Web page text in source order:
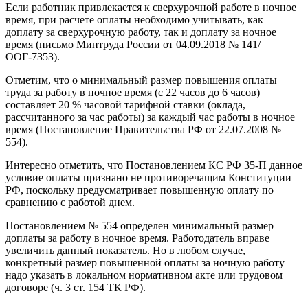
Если работник привлекается к сверхурочной работе в ночное
время, при расчете оплаты необходимо учитывать, как
доплату за сверхурочную работу, так и доплату за ночное
время (письмо Минтруда России от 04.09.2018 № 141/
ООГ-7З5З).
Отметим, что о минимальный размер повышения оплаты
труда за работу в ночное время (с 22 часов до 6 часов)
составляет 20 % часовой тарифной ставки (оклада,
рассчитанного за час работы) за каждый час работы в ночное
время (Постановление Правительства РФ от 22.07.2008 №
554).
Интересно отметить, что Постановлением КС РФ 35-П данное
условие оплаты признано не противоречащим Конституции
РФ, поскольку предусматривает повышенную оплату по
сравнению с работой днем.
Постановлением № 554 определен минимальный размер
доплаты за работу в ночное время. Работодатель вправе
увеличить данный показатель. Но в любом случае,
конкретный размер повышенной оплаты за ночную работу
надо указать в локальном нормативном акте или трудовом
договоре (ч. 3 ст. 154 ТК РФ).